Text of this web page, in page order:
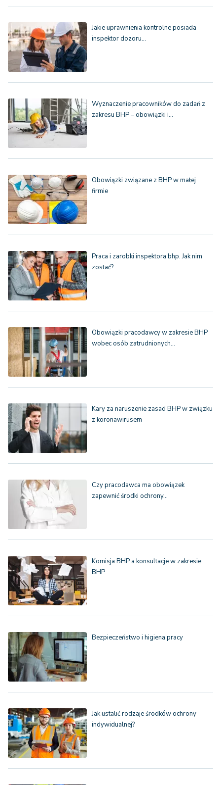
Jakie uprawnienia kontrolne posiada
inspektor dozoru…
Wyznaczenie pracowników do zadań z
zakresu BHP – obowiązki i…
Obowiązki związane z BHP w małej
firmie
Praca i zarobki inspektora bhp. Jak nim
zostać?
Obowiązki pracodawcy w zakresie BHP
wobec osób zatrudnionych…
Kary za naruszenie zasad BHP w związku
z koronawirusem
Czy pracodawca ma obowiązek
zapewnić środki ochrony…
Komisja BHP a konsultacje w zakresie
BHP
Bezpieczeństwo i higiena pracy
Jak ustalić rodzaje środków ochrony
indywidualnej?